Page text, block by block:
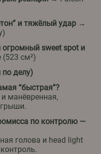
и тяжёлый удар →
sweet spot и
см²)
по делу)
“быстрая”?
и манёвренная,
по контролю —
голова и head light